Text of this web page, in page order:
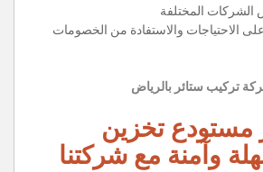
المختلفة
على الاحتياجات والاستفادة من الخصومات
تركيب ستائر بالرياض
مستودع تخزين
وآمنة مع شركتنا